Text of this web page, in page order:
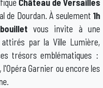
Château de Versailles
de Dourdan. À seulement 1h
vous invite à une
par la Ville Lumière,
trésors emblématiques :
Garnier ou encore les